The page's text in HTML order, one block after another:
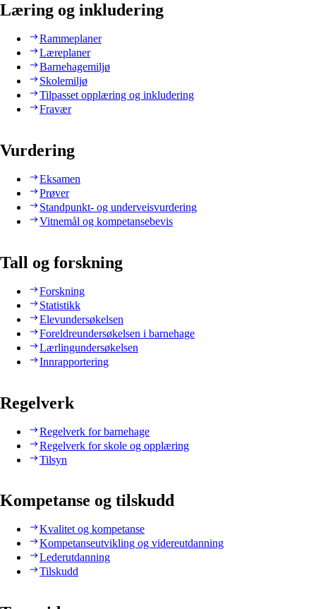
Læring og inkludering
Rammeplaner
Læreplaner
Barnehagemiljø
Skolemiljø
Tilpasset opplæring og inkludering
Fravær
Vurdering
Eksamen
Prøver
Standpunkt- og underveisvurdering
Vitnemål og kompetansebevis
Tall og forskning
Forskning
Statistikk
Elevundersøkelsen
Foreldreundersøkelsen i barnehage
Lærlingundersøkelsen
Innrapportering
Regelverk
Regelverk for barnehage
Regelverk for skole og opplæring
Tilsyn
Kompetanse og tilskudd
Kvalitet og kompetanse
Kompetanseutvikling og videreutdanning
Lederutdanning
Tilskudd